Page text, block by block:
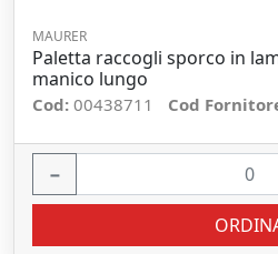
MAURER
Paletta raccogli sporco in
manico lungo
Cod: 00438711 Cod
−